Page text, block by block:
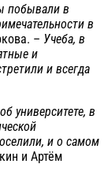
побывали в
в
– Учеба, в
и
и всегда
университете, в
и о самом
и Артём